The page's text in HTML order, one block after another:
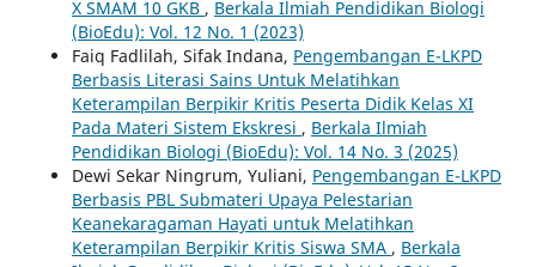
X SMAM 10 GKB , Berkala Ilmiah Pendidikan Biologi
(BioEdu): Vol. 12 No. 1 (2023)
Faiq Fadlilah, Sifak Indana, Pengembangan E-LKPD
Berbasis Literasi Sains Untuk Melatihkan
Keterampilan Berpikir Kritis Peserta Didik Kelas XI
Pada Materi Sistem Ekskresi , Berkala Ilmiah
Pendidikan Biologi (BioEdu): Vol. 14 No. 3 (2025)
Dewi Sekar Ningrum, Yuliani, Pengembangan E-LKPD
Berbasis PBL Submateri Upaya Pelestarian
Keanekaragaman Hayati untuk Melatihkan
Keterampilan Berpikir Kritis Siswa SMA , Berkala